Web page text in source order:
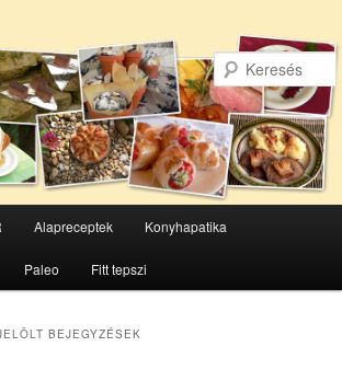
Alapreceptek Konyhapatika
Paleo Fitt tepszi
BEJEGYZÉSEK